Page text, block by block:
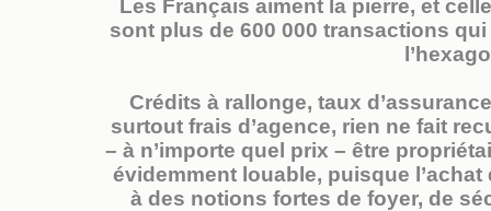
Les Français aiment la pierre, et
sont plus de 600 000 transactions
Crédits à rallonge, taux
surtout frais d’agence, rien ne fait
– à n’importe quel prix – être
évidemment louable, puisque
à des notions fortes de foyer, de